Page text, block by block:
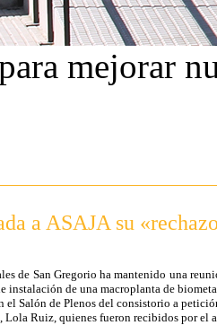
mejorar
a ASAJA su
de San Gregorio ha mantenido una
instalación de una macroplanta de
el Salón de Plenos del consistorio a
Lola Ruiz, quienes fueron recibidos por